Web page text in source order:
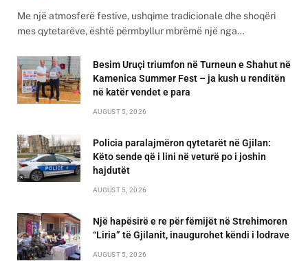
Me një atmosferë festive, ushqime tradicionale dhe shoqëri
mes qytetarëve, është përmbyllur mbrëmë një nga…
Besim Uruçi triumfon në Turneun e Shahut në
Kamenica Summer Fest – ja kush u renditën
në katër vendet e para
AUGUST 5, 2026
Policia paralajmëron qytetarët në Gjilan:
Këto sende që i lini në veturë po i joshin
hajdutët
AUGUST 5, 2026
Një hapësirë e re për fëmijët në Strehimoren
“Liria” të Gjilanit, inaugurohet këndi i lodrave
AUGUST 5, 2026